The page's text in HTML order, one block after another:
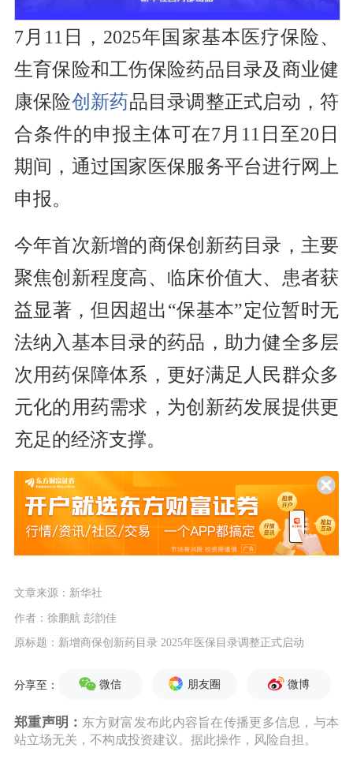
7月11日，2025年国家基本医疗保险、
生育保险和工伤保险药品目录及商业健
康保险创新药品目录调整正式启动，符
合条件的申报主体可在7月11日至20日
期间，通过国家医保服务平台进行网上
申报。
今年首次新增的商保创新药目录，主要
聚焦创新程度高、临床价值大、患者获
益显著，但因超出“保基本”定位暂时无
法纳入基本目录的药品，助力健全多层
次用药保障体系，更好满足人民群众多
元化的用药需求，为创新药发展提供更
充足的经济支撑。
文章来源：新华社
作者：徐鹏航 彭韵佳
原标题：新增商保创新药目录 2025年医保目录调整正式启动
分享至： 微信 朋友圈 微博
郑重声明： 东方财富发布此内容旨在传播更多信息，与本
站立场无关，不构成投资建议。据此操作，风险自担。